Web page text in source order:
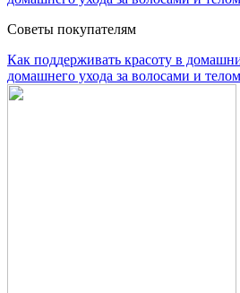
Советы покупателям
Как поддерживать красоту в
домашнего ухода за волосами и телом